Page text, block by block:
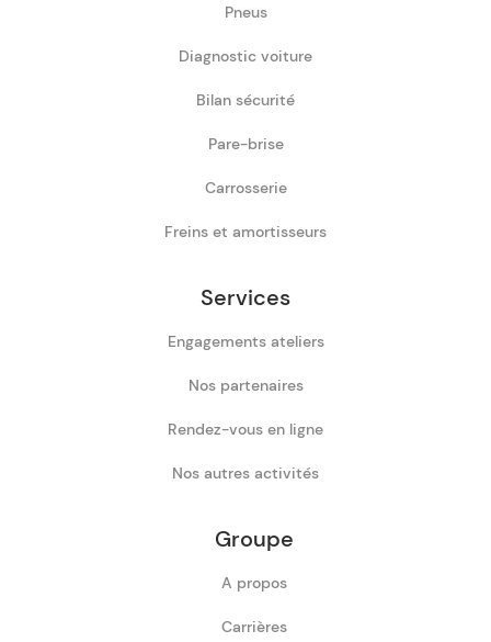
Pneus
Diagnostic voiture
Bilan sécurité
Pare-brise
Carrosserie
Freins et amortisseurs
Services
Engagements ateliers
Nos partenaires
Rendez-vous en ligne
Nos autres activités
Groupe
A propos
Carrières